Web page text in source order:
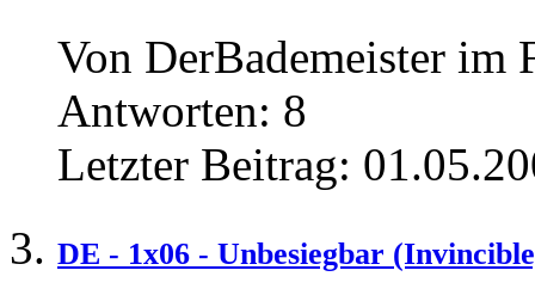
Von DerBademeister im
Antworten: 8
Letzter Beitrag:
DE - 1x06 - Unbesiegbar